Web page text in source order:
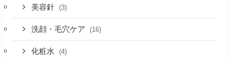
美容針 (3)
洗顔・毛穴ケア (16)
化粧水 (4)